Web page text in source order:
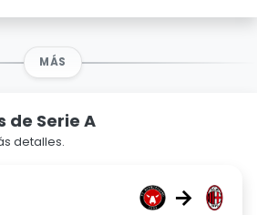
MÁS
de Serie A
detalles.
→